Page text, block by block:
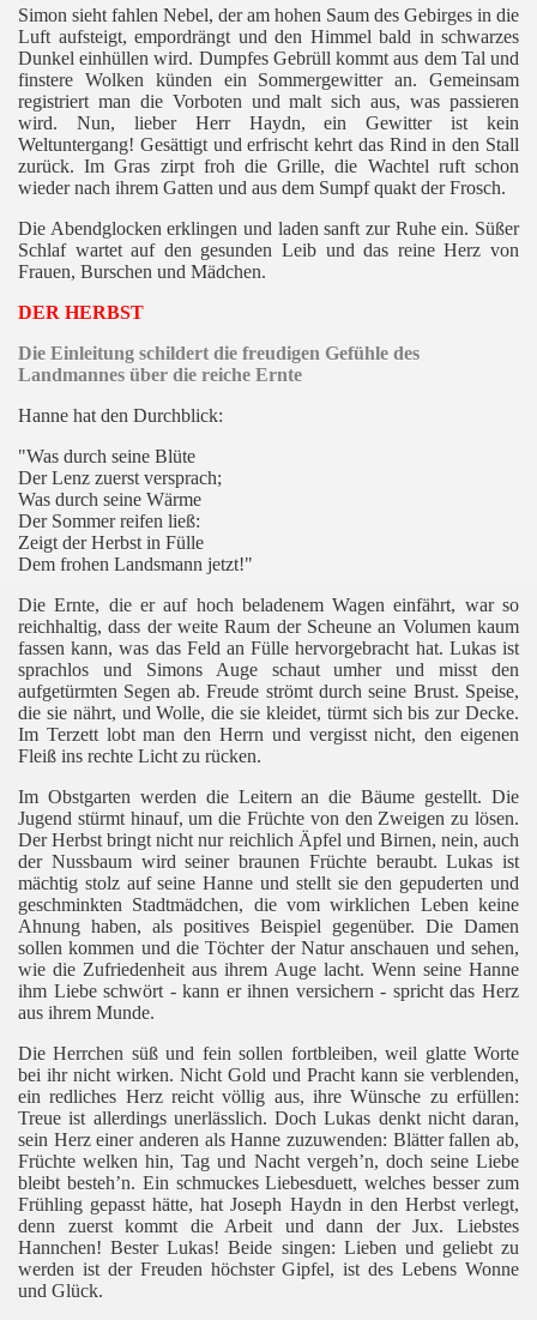
Simon sieht fahlen Nebel, der am hohen Saum des Gebirges in die
Luft aufsteigt, empordrängt und den Himmel bald in schwarzes
Dunkel einhüllen wird. Dumpfes Gebrüll kommt aus dem Tal und
finstere Wolken künden ein Sommergewitter an. Gemeinsam
registriert man die Vorboten und malt sich aus, was passieren
wird. Nun, lieber Herr Haydn, ein Gewitter ist kein
Weltuntergang! Gesättigt und erfrischt kehrt das Rind in den Stall
zurück. Im Gras zirpt froh die Grille, die Wachtel ruft schon
wieder nach ihrem Gatten und aus dem Sumpf quakt der Frosch.
Die Abendglocken erklingen und laden sanft zur Ruhe ein. Süßer
Schlaf wartet auf den gesunden Leib und das reine Herz von
Frauen, Burschen und Mädchen.
DER HERBST
Die Einleitung schildert die freudigen Gefühle des
Landmannes über die reiche Ernte
Hanne hat den Durchblick:
"Was durch seine Blüte
Der Lenz zuerst versprach;
Was durch seine Wärme
Der Sommer reifen ließ:
Zeigt der Herbst in Fülle
Dem frohen Landsmann jetzt!"
Die Ernte, die er auf hoch beladenem Wagen einfährt, war so
reichhaltig, dass der weite Raum der Scheune an Volumen kaum
fassen kann, was das Feld an Fülle hervorgebracht hat. Lukas ist
sprachlos und Simons Auge schaut umher und misst den
aufgetürmten Segen ab. Freude strömt durch seine Brust. Speise,
die sie nährt, und Wolle, die sie kleidet, türmt sich bis zur Decke.
Im Terzett lobt man den Herrn und vergisst nicht, den eigenen
Fleiß ins rechte Licht zu rücken.
Im Obstgarten werden die Leitern an die Bäume gestellt. Die
Jugend stürmt hinauf, um die Früchte von den Zweigen zu lösen.
Der Herbst bringt nicht nur reichlich Äpfel und Birnen, nein, auch
der Nussbaum wird seiner braunen Früchte beraubt. Lukas ist
mächtig stolz auf seine Hanne und stellt sie den gepuderten und
geschminkten Stadtmädchen, die vom wirklichen Leben keine
Ahnung haben, als positives Beispiel gegenüber. Die Damen
sollen kommen und die Töchter der Natur anschauen und sehen,
wie die Zufriedenheit aus ihrem Auge lacht. Wenn seine Hanne
ihm Liebe schwört - kann er ihnen versichern - spricht das Herz
aus ihrem Munde.
Die Herrchen süß und fein sollen fortbleiben, weil glatte Worte
bei ihr nicht wirken. Nicht Gold und Pracht kann sie verblenden,
ein redliches Herz reicht völlig aus, ihre Wünsche zu erfüllen:
Treue ist allerdings unerlässlich. Doch Lukas denkt nicht daran,
sein Herz einer anderen als Hanne zuzuwenden: Blätter fallen ab,
Früchte welken hin, Tag und Nacht vergeh’n, doch seine Liebe
bleibt besteh’n. Ein schmuckes Liebesduett, welches besser zum
Frühling gepasst hätte, hat Joseph Haydn in den Herbst verlegt,
denn zuerst kommt die Arbeit und dann der Jux. Liebstes
Hannchen! Bester Lukas! Beide singen: Lieben und geliebt zu
werden ist der Freuden höchster Gipfel, ist des Lebens Wonne
und Glück.